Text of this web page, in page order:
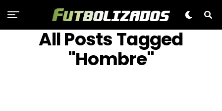
All Posts Tagged
"Hombre"